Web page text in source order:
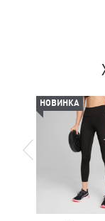
НОВИНКА